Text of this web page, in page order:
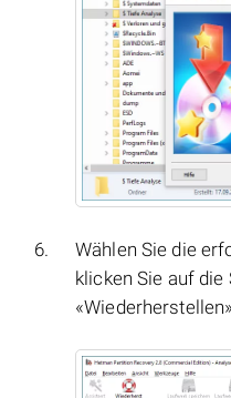
Wählen Sie die
klicken Sie auf die